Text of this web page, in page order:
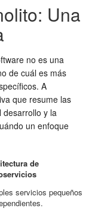
Una
no es una
de cuál es más
A
que resume las
desarrollo y la
un enfoque
de
servicios pequeños